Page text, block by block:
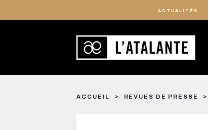
ACTUALITÉS
ACCUEIL REVUES DE PRESSE